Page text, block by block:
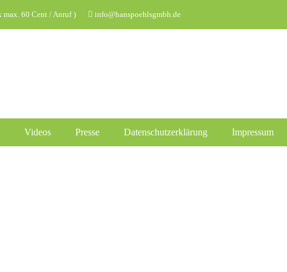
60 Cent / Anruf ) info@hanspoehlsgmbh.de
Videos Presse Datenschutzerklärung Impressum